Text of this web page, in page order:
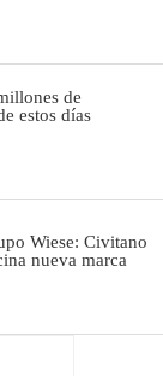
de
estos días
Wiese: Civitano
nueva marca